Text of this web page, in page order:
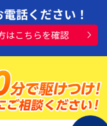
話ください！
はこちらを確認
電話一本ですぐ